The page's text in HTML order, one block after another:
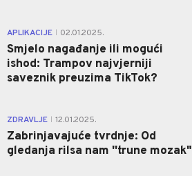
APLIKACIJE 02.01.2025.
Smjelo nagađanje ili mogući
ishod: Trampov najvjerniji
saveznik preuzima TikTok?
ZDRAVLJE 12.01.2025.
Zabrinjavajuće tvrdnje: Od
gledanja rilsa nam ''trune mozak"